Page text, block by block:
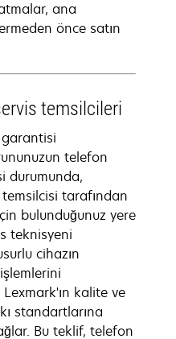
ana
önce satın
temsilcileri
garantisi
telefon
durumunda,
tarafından
bulunduğunuz yere
teknisyeni
cihazın
kalite ve
standartlarına
Bu teklif, telefon